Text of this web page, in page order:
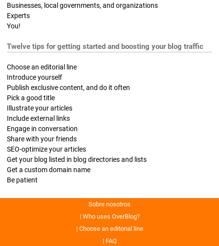
Businesses, local governments, and organizations
Experts
You!
Twelve tips for getting started and boosting your blog traffic
Choose an editorial line
Introduce yourself
Publish exclusive content, and do it often
Pick a good title
Illustrate your articles
Include external links
Engage in conversation
Share with your friends
SEO-optimize your articles
Get your blog listed in blog directories and lists
Get a custom domain name
Be patient
Sobre nosotros
Who uses OverBlog?
Choose an editorial line
FAQ